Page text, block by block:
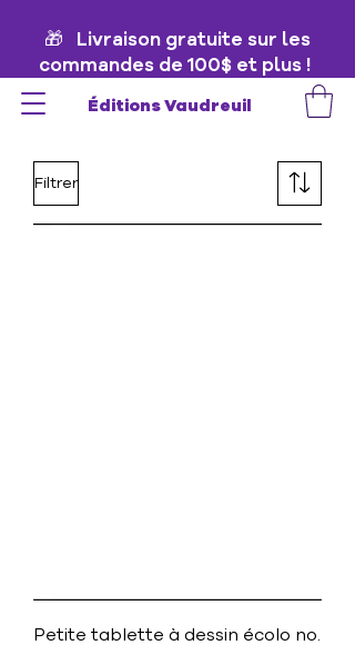
🎁 Livraison gratuite sur les
commandes de 100$ et plus !
Éditions Vaudreuil
Filtrer
Petite tablette à dessin écolo no.